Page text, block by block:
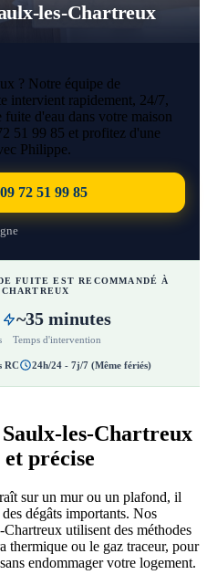
les-Chartreux
? Notre équipe de
intervient rapidement, 24/7,
d'eau dans votre maison
51 99 85 et profitez d'une
Philippe.
72 51 99 85
FUITE EST RECOMMANDÉ À
~35 minutes
Temps d'intervention
RC 24h/24 - 7j/7 (Même fériés)
les-Chartreux
précise
sur un mur ou un plafond, il
dégâts importants. Nos
utilisent des méthodes
thermique ou le gaz traceur, pour
endommager votre logement.